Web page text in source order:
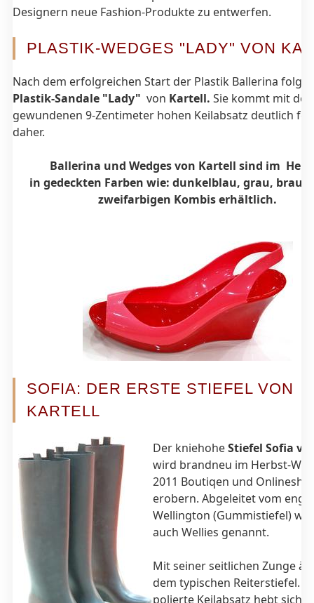
Designern neue Fashion-Produkte zu entwerfen.
PLASTIK-WEDGES "LADY" VON
Nach dem erfolgreichen Start der Plastik Ballerina
Plastik-Sandale "Lady" von Kartell. Sie kommt mit
gewundenen 9-Zentimeter hohen Keilabsatz deutlich
daher.
Ballerina und Wedges von Kartell sind im
in gedeckten Farben wie: dunkelblau, grau, braun
zweifarbigen Kombis erhältlich.
SOFIA: DER ERSTE STIEFEL VON
KARTELL
Der kniehoheStiefel Sofia
wird brandneu im Herbst-
2011 Boutiqen und
erobern. Abgeleitet vom
Wellington (Gummistiefel)
auch Wellies genannt.
Mit seiner seitlichen Zunge
dem typischen Reiterstiefel.
polierte Keilabsatz hebt sich